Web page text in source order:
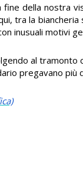
fine della nostra
tra la
inusuali motivi
al tramonto
pregavano più